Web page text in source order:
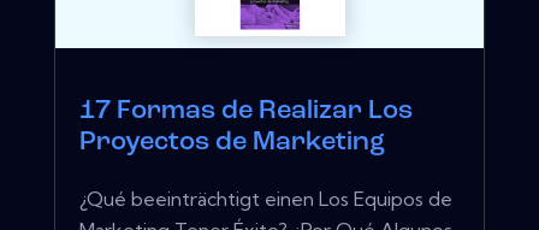
17 Formas de Realizar Los
Proyectos de Marketing
¿Qué beeinträchtigt einen Los Equipos de